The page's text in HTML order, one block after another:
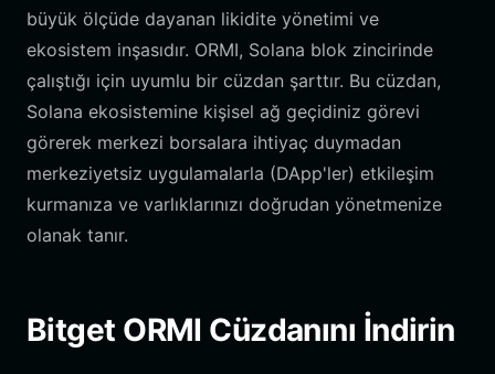
büyük ölçüde dayanan likidite yönetimi ve
ekosistem inşasıdır. ORMI, Solana blok zincirinde
çalıştığı için uyumlu bir cüzdan şarttır. Bu cüzdan,
Solana ekosistemine kişisel ağ geçidiniz görevi
görerek merkezi borsalara ihtiyaç duymadan
merkeziyetsiz uygulamalarla (DApp'ler) etkileşim
kurmanıza ve varlıklarınızı doğrudan yönetmenize
olanak tanır.
Bitget ORMI Cüzdanını İndirin